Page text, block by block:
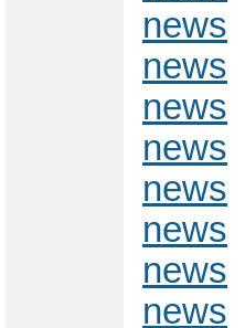
news
news
news
news
news
news
news
news